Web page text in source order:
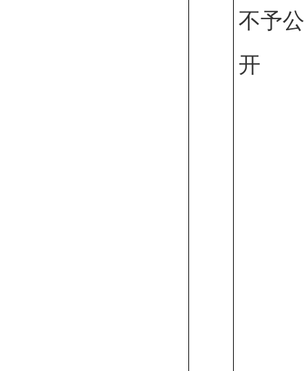
不予公
开